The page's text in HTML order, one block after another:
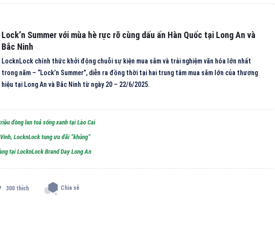
Lock’n Summer với mùa hè rực rỡ cùng dấu ấn Hàn Quốc tại Long An và
Bắc Ninh
LocknLock chính thức khởi động chuỗi sự kiện mua sắm và trải nghiệm văn hóa lớn nhất
trong năm – “Lock’n Summer”, diễn ra đồng thời tại hai trung tâm mua sắm lớn của thương
hiệu tại Long An và Bắc Ninh từ ngày 20 – 22/6/2025.
đồng lan toả sống xanh tại Lào Cai
LocknLock tung ưu đãi “khủng”
tại LocknLock Brand Day Long An
300 thích Chia sẻ